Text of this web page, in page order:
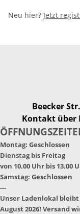
Neu hier? Jetzt
Beecker
Kontakt über
Montag: Geschlossen
Dienstag bis Freitag
von 10.00 Uhr bis 13.00
Samstag: Geschlossen
---
Unser Ladenlokal bleibt
August 2026! Versand